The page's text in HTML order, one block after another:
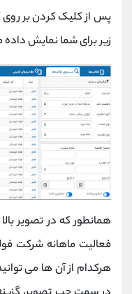
پس از کلیک کردن بر روی
زیر برای شما نمایش
همانطور که در تصویر
فعالیت ماهانه شرکت
هرکدام از آن ها می